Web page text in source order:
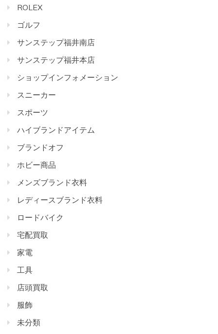
ROLEX
ゴルフ
サンステップ福井南店
サンステップ福井本店
ショップインフォメーション
スニーカー
スポーツ
ハイブランドアイテム
ブランドオフ
ホビー商品
メンズブランド衣料
レディースブランド衣料
ロードバイク
宅配買取
家電
工具
店頭買取
服飾
未分類